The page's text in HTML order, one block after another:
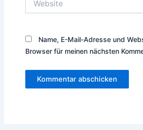
Name, E-Mail-Adresse und
Browser für meinen nächsten